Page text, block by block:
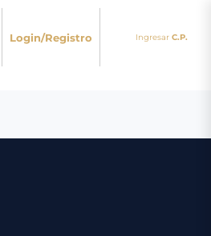
Login/Registro Ingresar C.P.